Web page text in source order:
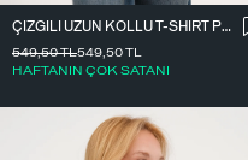
ÇIZGILI UZUN KOLLU T-SHIRT P10550
549,50TL
HAFTANIN ÇOK SATANI
549,50TL